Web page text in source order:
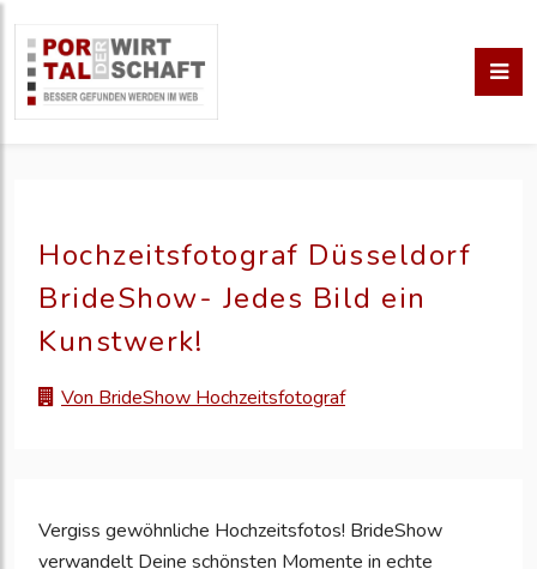
Hochzeitsfotograf Düsseldorf
BrideShow- Jedes Bild ein
Kunstwerk!
Von BrideShow Hochzeitsfotograf
Vergiss gewöhnliche Hochzeitsfotos! BrideShow
verwandelt Deine schönsten Momente in echte